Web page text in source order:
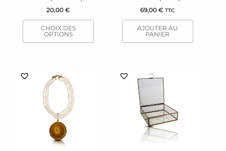
20,00€
CHOIX DES
OPTIONS
la
du
69,00€ TTC
AJOUTER AU
PANIER